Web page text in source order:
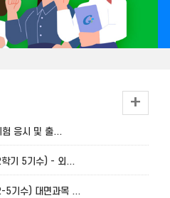
+
험 응시 및 출...
기 5기수) - 외...
5기수) 대면과목 ...